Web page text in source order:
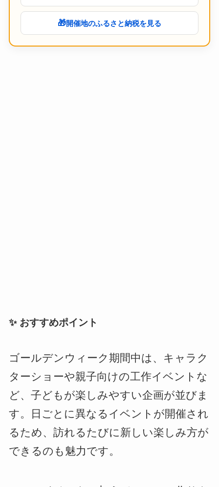
🎁開催地のふるさと納税を見る
✨ おすすめポイント
ゴールデンウィーク期間中は、キャラク
ターショーや親子向けの工作イベントな
ど、子どもが楽しみやすい企画が並びま
す。日ごとに異なるイベントが開催され
るため、訪れるたびに新しい楽しみ方が
できるのも魅力です。